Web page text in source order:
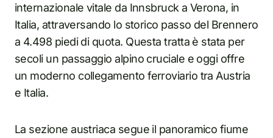
internazionale vitale da Innsbruck a Verona, in
Italia, attraversando lo storico passo del Brennero
a 4.498 piedi di quota. Questa tratta è stata per
secoli un passaggio alpino cruciale e oggi offre
un moderno collegamento ferroviario tra Austria
e Italia.
La sezione austriaca segue il panoramico fiume